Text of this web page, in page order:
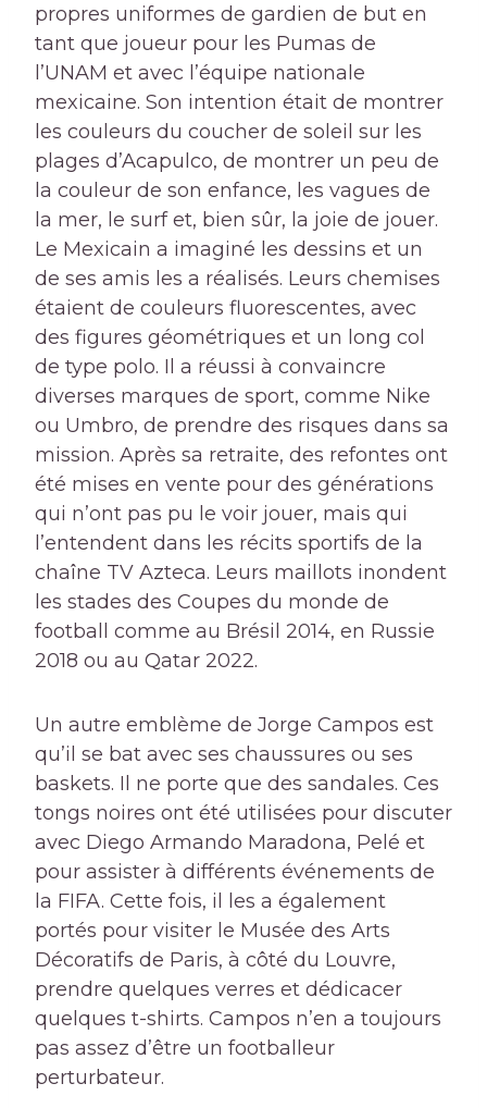
propres uniformes de gardien de but en
tant que joueur pour les Pumas de
l’UNAM et avec l’équipe nationale
mexicaine. Son intention était de montrer
les couleurs du coucher de soleil sur les
plages d’Acapulco, de montrer un peu de
la couleur de son enfance, les vagues de
la mer, le surf et, bien sûr, la joie de jouer.
Le Mexicain a imaginé les dessins et un
de ses amis les a réalisés. Leurs chemises
étaient de couleurs fluorescentes, avec
des figures géométriques et un long col
de type polo. Il a réussi à convaincre
diverses marques de sport, comme Nike
ou Umbro, de prendre des risques dans sa
mission. Après sa retraite, des refontes ont
été mises en vente pour des générations
qui n’ont pas pu le voir jouer, mais qui
l’entendent dans les récits sportifs de la
chaîne TV Azteca. Leurs maillots inondent
les stades des Coupes du monde de
football comme au Brésil 2014, en Russie
2018 ou au Qatar 2022.
Un autre emblème de Jorge Campos est
qu’il se bat avec ses chaussures ou ses
baskets. Il ne porte que des sandales. Ces
tongs noires ont été utilisées pour discuter
avec Diego Armando Maradona, Pelé et
pour assister à différents événements de
la FIFA. Cette fois, il les a également
portés pour visiter le Musée des Arts
Décoratifs de Paris, à côté du Louvre,
prendre quelques verres et dédicacer
quelques t-shirts. Campos n’en a toujours
pas assez d’être un footballeur
perturbateur.